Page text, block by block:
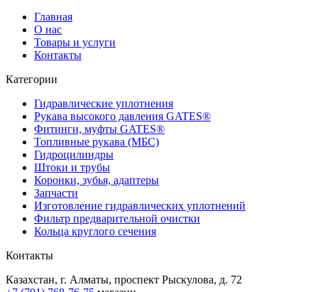
Главная
О нас
Товары и услуги
Контакты
Категории
Гидравлические уплотнения
Рукава высокого давления GATES®
Фитинги, муфты GATES®
Топливные рукава (МБС)
Гидроцилиндры
Штоки и трубы
Коронки, зубья, адаптеры
Запчасти
Изготовление гидравлических уплотнений
Фильтр предварительной очистки
Кольца круглого сечения
Контакты
Казахстан, г. Алматы, проспект Рыскулова, д. 72